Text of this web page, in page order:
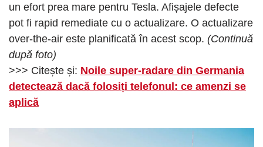
un efort prea mare pentru Tesla. Afișajele defecte
pot fi rapid remediate cu o actualizare. O actualizare
over-the-air este planificată în acest scop. (Continuă
după foto)
>>> Citește și: Noile super-radare din Germania
detectează dacă folosiți telefonul: ce amenzi se
aplică